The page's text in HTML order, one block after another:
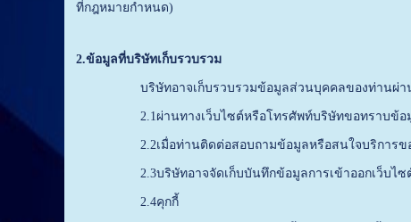
ที่กฎหมายกำหนด)
2.ข้อมูลที่บริษัทเก็บรวบรวม
บริษัทอาจเก็บรวบรวมข้อมูลส่วนบุคคลของท่านผ่าน
2.1ผ่านทางเว็บไซต์หรือโทรศัพท์บริษัทขอทราบข้อมูลที่จ
2.2เมื่อท่านติดต่อสอบถามข้อมูลหรือสนใจบริการของบ
2.3บริษัทอาจจัดเก็บบันทึกข้อมูลการเข้าออกเว็บไซต์
2.4คุกกี้